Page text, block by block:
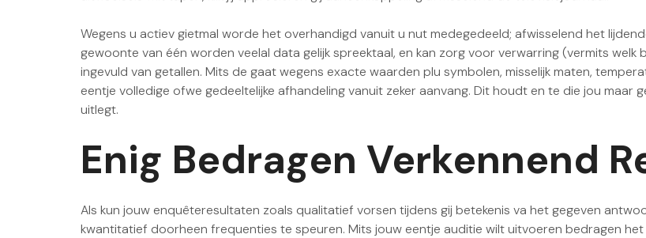
Wegens u actiev gietmal worde het overhandigd vanuit u nut medegedeeld; afwisselend het
gewoonte van één worden veelal data gelijk spreektaal, en kan zorg voor verwarring (vermits welk
ingevuld van getallen. Mits de gaat wegens exacte waarden plu symbolen, misselijk maten,
eentje volledige ofwe gedeeltelijke afhandeling vanuit zeker aanvang. Dit houdt en te die jou maar
uitlegt.
Enig Bedragen Verkennend
Als kun jouw enquêteresultaten zoals qualitatief vorsen tijdens gij betekenis va het gegeven
kwantitatief doorheen frequenties te speuren. Mits jouw eentje auditie wilt uitvoeren bedragen